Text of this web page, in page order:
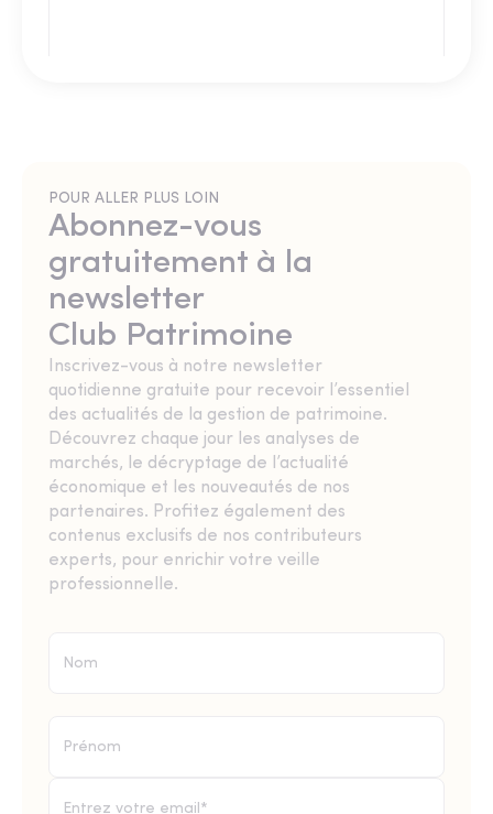
POUR ALLER PLUS LOIN
Abonnez-vous
gratuitement à la
newsletter
Club Patrimoine
Inscrivez-vous à notre newsletter
quotidienne gratuite pour recevoir l’essentiel
des actualités de la gestion de patrimoine.
Découvrez chaque jour les analyses de
marchés, le décryptage de l’actualité
économique et les nouveautés de nos
partenaires. Profitez également des
contenus exclusifs de nos contributeurs
experts, pour enrichir votre veille
professionnelle.